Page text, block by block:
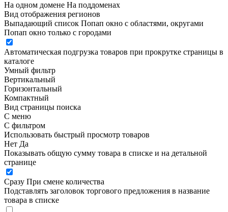
На одном домене На поддоменах
Вид отображения регионов
Выпадающий список Попап окно c областями, округами
Попап окно только с городами
Автоматическая подгрузка товаров при прокрутке страницы в
каталоге
Умный фильтр
Вертикальный
Горизонтальный
Компактный
Вид страницы поиска
С меню
С фильтром
Использовать быстрый просмотр товаров
Нет Да
Показывать общую сумму товара в списке и на детальной
странице
Сразу При смене количества
Подставлять заголовок торгового предложения в название
товара в списке